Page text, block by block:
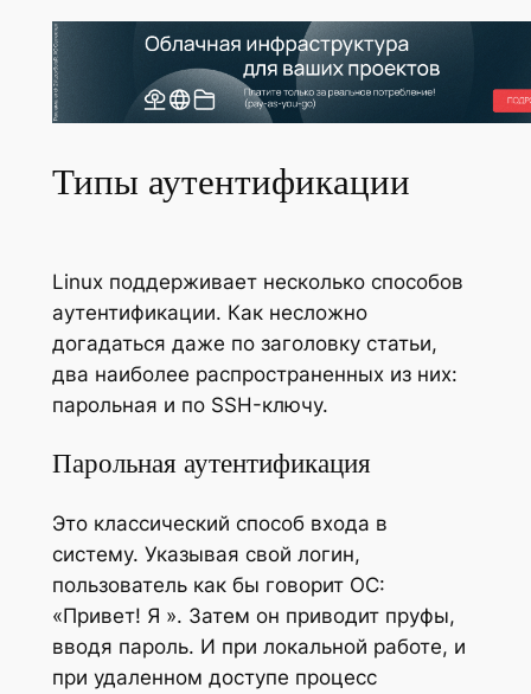
Типы аутентификации
Linux поддерживает несколько способов
аутентификации. Как несложно
догадаться даже по заголовку статьи,
два наиболее распространенных из них:
парольная и по SSH-ключу.
Парольная аутентификация
Это классический способ входа в
систему. Указывая свой логин,
пользователь как бы говорит ОС:
«Привет! Я ». Затем он приводит пруфы,
вводя пароль. И при локальной работе, и
при удаленном доступе процесс